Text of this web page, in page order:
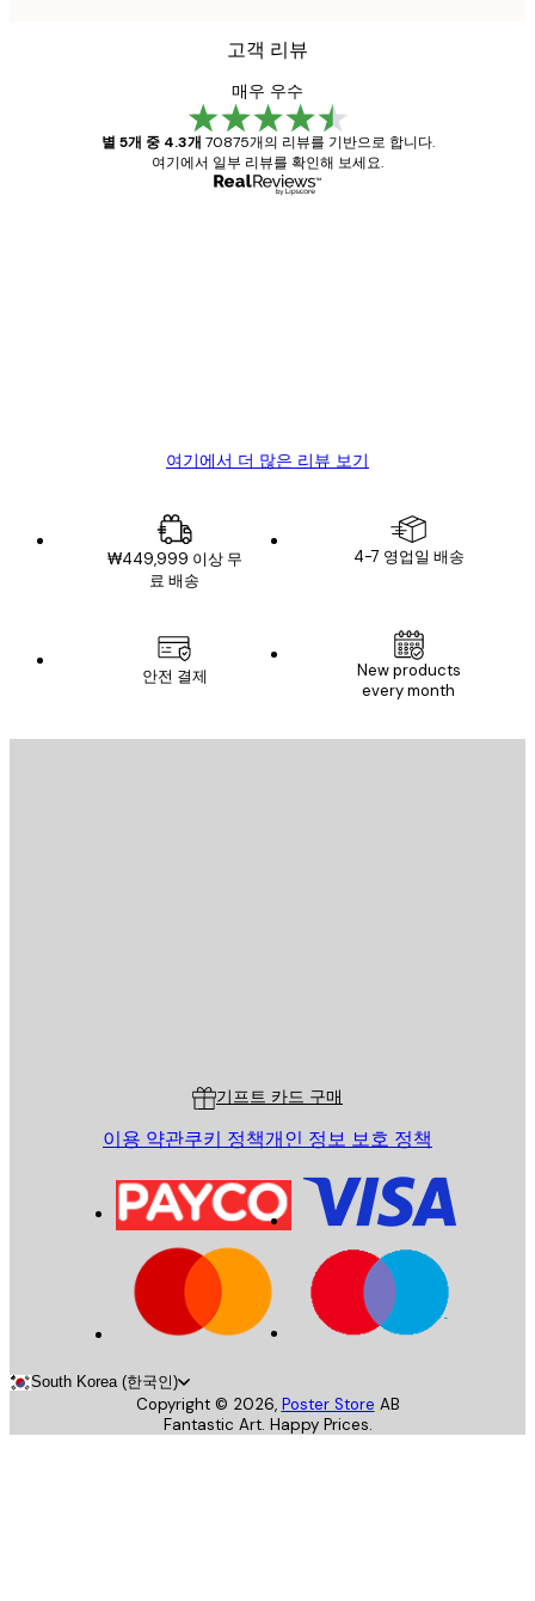
고객 리뷰
매우 우수
별 5개 중 4.3개 70875개의 리뷰를 기반으로 합니다.
여기에서 일부 리뷰를 확인해 보세요.
여기에서 더 많은 리뷰 보기
₩449,999 이상 무
료 배송
4-7 영업일 배송
안전 결제
New products
every month
기프트 카드 구매
이용 약관쿠키 정책개인 정보 보호 정책
South Korea (한국인)
Copyright © 2026, Poster Store AB
Fantastic Art. Happy Prices.